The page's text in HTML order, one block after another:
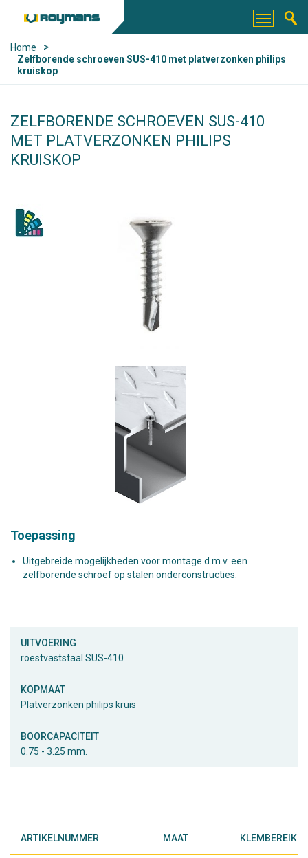
Home >
Zelfborende schroeven SUS-410 met platverzonken philips
kruiskop
ZELFBORENDE SCHROEVEN SUS-410
MET PLATVERZONKEN PHILIPS
KRUISKOP
Toepassing
Uitgebreide mogelijkheden voor montage d.m.v. een
zelfborende schroef op stalen onderconstructies.
UITVOERING
roestvaststaal SUS-410
KOPMAAT
Platverzonken philips kruis
BOORCAPACITEIT
0.75 - 3.25 mm.
ARTIKELNUMMER MAAT KLEMBEREIK